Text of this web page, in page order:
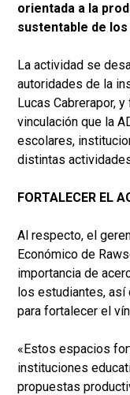
orientada a la
sustentable de
La actividad se
autoridades de la
Lucas Cabrerapor,
vinculación que la
escolares,
distintas
FORTALECER EL
Al respecto, el
Económico de
importancia de
los estudiantes,
para fortalecer el
«Estos espacios
instituciones
propuestas